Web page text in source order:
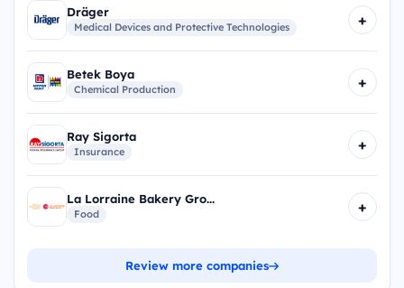
Dräger
Medical Devices and Protective Technologies +
Betek Boya
Chemical Production +
Ray Sigorta
Insurance +
La Lorraine Bakery Gro...
Food +
Review more companies